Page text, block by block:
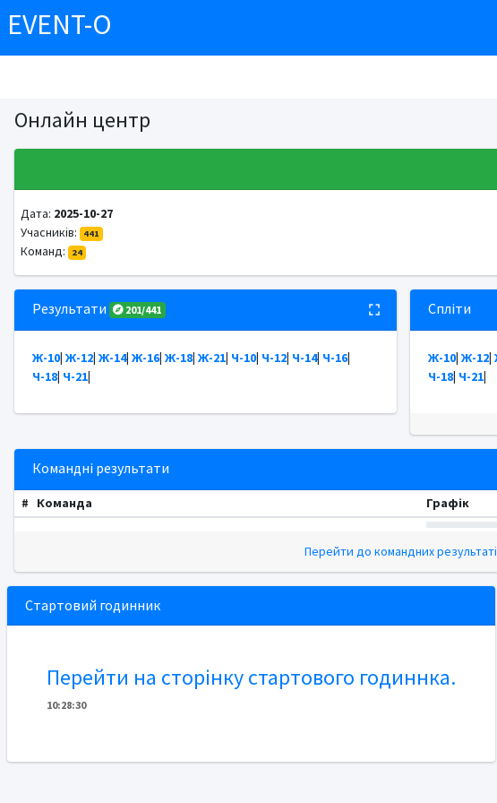
EVENT-O
Онлайн центр
Дата: 2025-10-27
Учасників:
441
Команд: 24
Результати 201/441
Ж-10| Ж-12| Ж-14| Ж-16| Ж-18| Ж-21| Ч-10| Ч-12| Ч-14| Ч-16|
Ч-18| Ч-21|
Спліти
Ж-10|Ж-12|
Ч-18| Ч-21|
Командні результати
# Команда Графік
Перейти до командних
Стартовий годинник
Перейти на сторінку стартового годиннка.
10:28:30